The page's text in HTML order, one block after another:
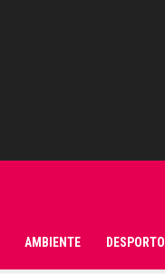
AMBIENTE DESPORTO